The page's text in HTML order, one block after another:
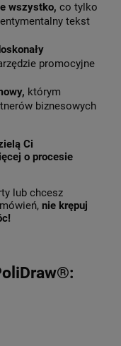
wszystko, co tylko
tekst
promocyjne
którym
biznesowych
Ci
o procesie
lub chcesz
nie krępuj